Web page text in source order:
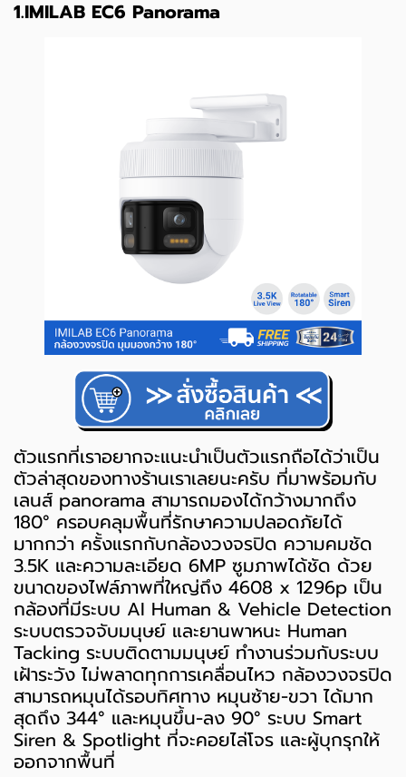
1.IMILAB EC6 Panorama
ตัวแรกที่เราอยากจะแนะนำเป็นตัวแรกถือได้ว่าเป็น
ตัวล่าสุดของทางร้านเราเลยนะครับ ที่มาพร้อมกับ
เลนส์ panorama สามารถมองได้กว้างมากถึง
180° ครอบคลุมพื้นที่รักษาความปลอดภัยได้
มากกว่า ครั้งแรกกับกล้องวงจรปิด ความคมชัด
3.5K และความละเอียด 6MP ซูมภาพได้ชัด ด้วย
ขนาดของไฟล์ภาพที่ใหญ่ถึง 4608 x 1296p เป็น
กล้องที่มีระบบ AI Human & Vehicle Detection
ระบบตรวจจับมนุษย์ และยานพาหนะ Human
Tacking ระบบติดตามมนุษย์ ทำงานร่วมกับระบบ
เฝ้าระวัง ไม่พลาดทุกการเคลื่อนไหว กล้องวงจรปิด
สามารถหมุนได้รอบทิศทาง หมุนซ้าย-ขวา ได้มาก
สุดถึง 344° และหมุนขึ้น-ลง 90° ระบบ Smart
Siren & Spotlight ที่จะคอยไล่โจร และผู้บุกรุกให้
ออกจากพื้นที่